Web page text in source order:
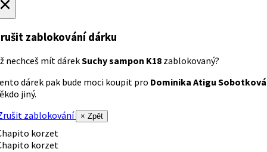
zablokování dárku
nechceš mít dárekSuchy sampon K18 zablokovaný?
dárek pak bude moci koupit pro Dominika Atigu Sobotková
jiný.
zablokování
× Zpět